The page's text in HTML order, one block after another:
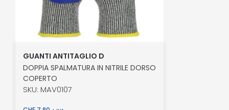
GUANTI ANTITAGLIO D
DOPPIA SPALMATURA IN NITRILE DORSO
COPERTO
SKU: MAV0107